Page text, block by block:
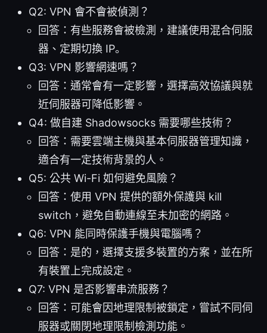
Q2: VPN 會不會被偵測？
回答：有些服務會被檢測，建議使用混合伺服
器、定期切換 IP。
Q3: VPN 影響網速嗎？
回答：通常會有一定影響，選擇高效協議與就
近伺服器可降低影響。
Q4: 做自建 Shadowsocks 需要哪些技術？
回答：需要雲端主機與基本伺服器管理知識，
適合有一定技術背景的人。
Q5: 公共 Wi-Fi 如何避免風險？
回答：使用 VPN 提供的額外保護與 kill
switch，避免自動連線至未加密的網路。
Q6: VPN 能同時保護手機與電腦嗎？
回答：是的，選擇支援多裝置的方案，並在所
有裝置上完成設定。
Q7: VPN 是否影響串流服務？
回答：可能會因地理限制被鎖定，嘗試不同伺
服器或關閉地理限制檢測功能。